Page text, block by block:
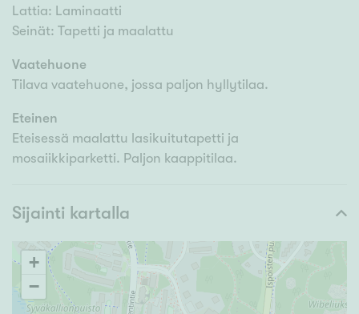
Lattia: Laminaatti
Seinät: Tapetti ja maalattu
Vaatehuone
Tilava vaatehuone, jossa paljon hyllytilaa.
Eteinen
Eteisessä maalattu lasikuitutapetti ja
mosaiikkiparketti. Paljon kaappitilaa.
Sijainti kartalla
+
−